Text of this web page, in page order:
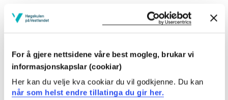
For å gjere nettsidene våre best mogleg, brukar vi
informasjonskapslar (cookiar)
Her kan du velje kva cookiar du vil godkjenne. Du kan
når som helst endre tillatinga du gir her.
Beskrivelse
elsikkerhet, brann- og eksplosjonsvern, sivilforsvaret,
samt kontroll med produkter og forbrukertjenester. Fra
(DSB).